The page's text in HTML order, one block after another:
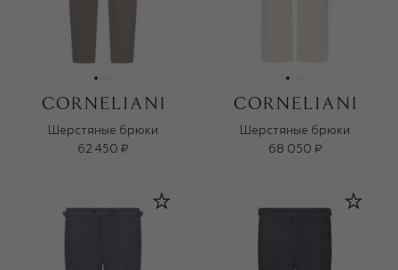
Шерстяные брюки
62 450 ₽
Шерстяные брюки
68 050 ₽